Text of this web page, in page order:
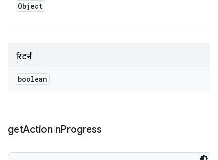
Object
रिटर्न
boolean
getActionInProgress